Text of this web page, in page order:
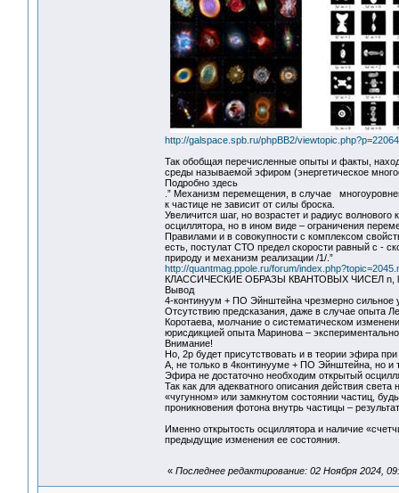
http://galspace.spb.ru/phpBB2/
Так обобщая перечисленные опыты и факты,
среды называемой эфиром (энергетическое
Подробно здесь
.” Механизм перемещения, в случае
к частице не зависит от силы броска.
Увеличится шаг, но возрастет и радиус
осциллятора, но в ином виде – ограничения
Правилами и в совокупности с комплексом
есть, постулат СТО предел скорости равный с -
природу и механизм реализации /1/.”
http://quantmag.ppole.ru/forum/
КЛАССИЧЕСКИЕ ОБРАЗЫ КВАНТОВЫХ ЧИСЕЛ n,
Вывод
4-континуум + ПО Эйнштейна чрезмерно сильное
Отсутствию предсказания, даже в случае опыта
Коротаева, молчание о систематическом
юрисдикцией опыта Маринова –
Внимание!
Но, 2р будет присутствовать и в теории эфира
А, не только в 4континууме + ПО Эйнштейна, но
Эфира не достаточно необходим открытый
Так как для адекватного описания действия
«чугунном» или замкнутом состоянии частиц,
проникновения фотона внутрь частицы –
Именно открытость осциллятора и наличие
предыдущие изменения ее состояния.
« Последнее редактирование: 02 Ноября 2024,